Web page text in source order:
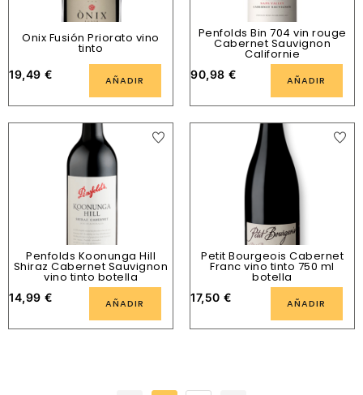
Onix Fusión Priorato vino
tinto
19,49 € AÑADIR
Penfolds Bin 704 vin rouge
Cabernet Sauvignon
Californie
90,98 € AÑADIR
Penfolds Koonunga Hill
Shiraz Cabernet Sauvignon
vino tinto botella
14,99 € AÑADIR
Petit Bourgeois Cabernet
Franc vino tinto 750 ml
botella
17,50 € AÑADIR